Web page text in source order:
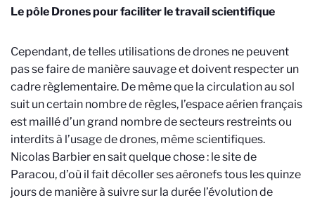
Le pôle Drones pour faciliter le travail scientifique
Cependant, de telles utilisations de drones ne peuvent
pas se faire de manière sauvage et doivent respecter un
cadre règlementaire. De même que la circulation au sol
suit un certain nombre de règles, l’espace aérien français
est maillé d’un grand nombre de secteurs restreints ou
interdits à l’usage de drones, même scientifiques.
Nicolas Barbier en sait quelque chose : le site de
Paracou, d’où il fait décoller ses aéronefs tous les quinze
jours de manière à suivre sur la durée l’évolution de